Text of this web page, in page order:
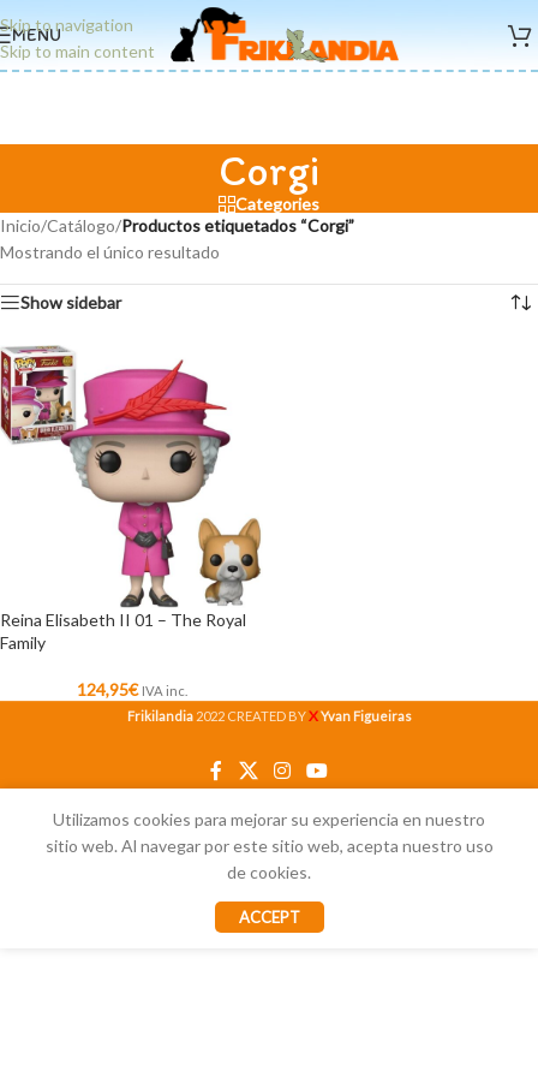
Skip to navigation
Skip to main content
MENU
Corgi
Categories
Inicio/Catálogo/Productos etiquetados “Corgi”
Mostrando el único resultado
Show sidebar
Reina Elisabeth II 01 – The Royal
Family
124,95€ IVA inc.
Frikilandia 2022 CREATED BYXYvan Figueiras
Utilizamos cookies para mejorar su experiencia en nuestro
sitio web. Al navegar por este sitio web, acepta nuestro uso
de cookies.
ACCEPT